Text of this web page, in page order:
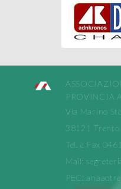
PROVINCIA
Via Marino
38121 Trento
Tel. e Fax
Mail:
PEC: